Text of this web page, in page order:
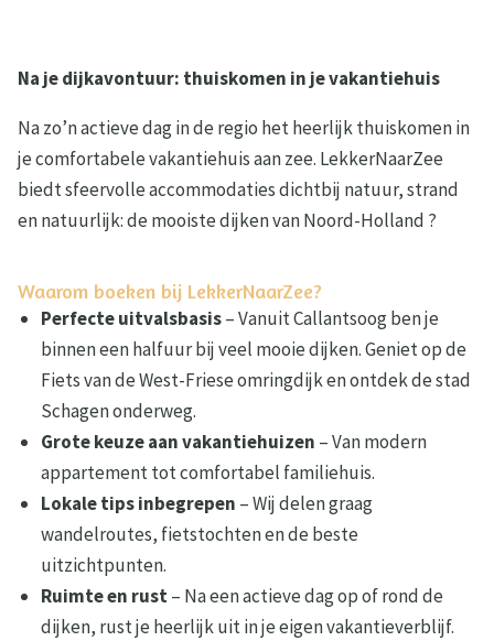
Na je dijkavontuur: thuiskomen in je vakantiehuis
Na zo’n actieve dag in de regio het heerlijk thuiskomen in
je comfortabele vakantiehuis aan zee. LekkerNaarZee
biedt sfeervolle accommodaties dichtbij natuur, strand
en natuurlijk: de mooiste dijken van Noord-Holland ?
Waarom boeken bij LekkerNaarZee?
Perfecte uitvalsbasis– Vanuit Callantsoog ben je
binnen een halfuur bij veel mooie dijken. Geniet op de
Fiets van de West-Friese omringdijk en ontdek de stad
Schagen onderweg.
Grote keuze aan vakantiehuizen – Van modern
appartement tot comfortabel familiehuis.
Lokale tips inbegrepen – Wij delen graag
wandelroutes, fietstochten en de beste
uitzichtpunten.
Ruimte en rust– Na een actieve dag op of rond de
dijken, rust je heerlijk uit in je eigen vakantieverblijf.